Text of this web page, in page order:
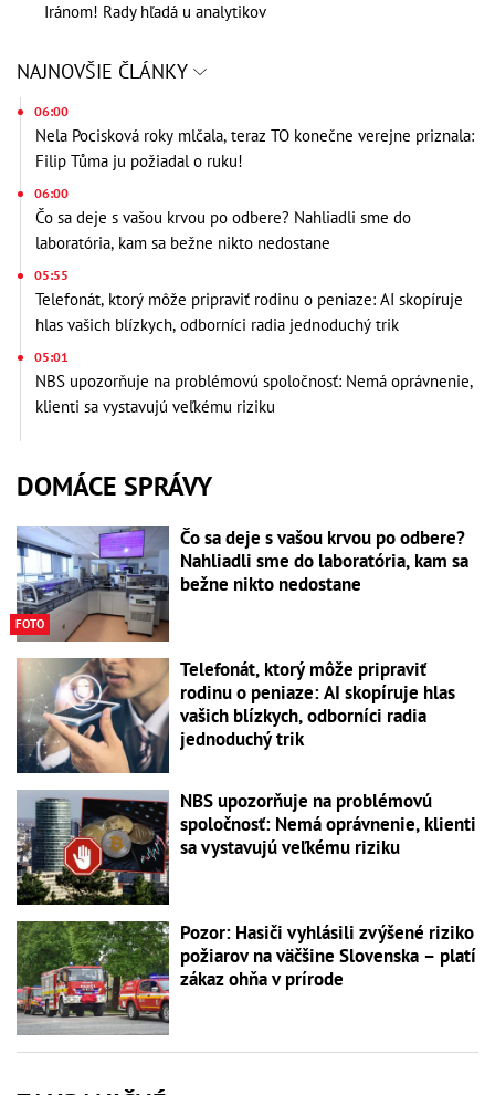
Iránom! Rady hľadá u analytikov
NAJNOVŠIE ČLÁNKY
06:00
Nela Pocisková roky mlčala, teraz TO konečne verejne priznala:
Filip Tůma ju požiadal o ruku!
06:00
Čo sa deje s vašou krvou po odbere? Nahliadli sme do
laboratória, kam sa bežne nikto nedostane
05:55
Telefonát, ktorý môže pripraviť rodinu o peniaze: AI skopíruje
hlas vašich blízkych, odborníci radia jednoduchý trik
05:01
NBS upozorňuje na problémovú spoločnosť: Nemá oprávnenie,
klienti sa vystavujú veľkému riziku
DOMÁCE SPRÁVY
FOTO
Čo sa deje s vašou krvou po odbere?
Nahliadli sme do laboratória, kam sa
bežne nikto nedostane
Telefonát, ktorý môže pripraviť
rodinu o peniaze: AI skopíruje hlas
vašich blízkych, odborníci radia
jednoduchý trik
NBS upozorňuje na problémovú
spoločnosť: Nemá oprávnenie, klienti
sa vystavujú veľkému riziku
Pozor: Hasiči vyhlásili zvýšené riziko
požiarov na väčšine Slovenska – platí
zákaz ohňa v prírode